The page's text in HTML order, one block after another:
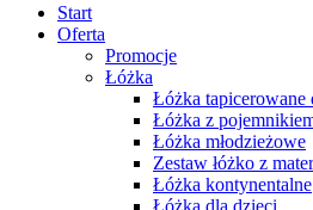
Start
Oferta
Promocje
Łóżka
Łóżka tapicerowane
Łóżka z
Łóżka młodzieżowe
Zestaw łóżko z
Łóżka kontynentalne
Łóżka dla dzieci